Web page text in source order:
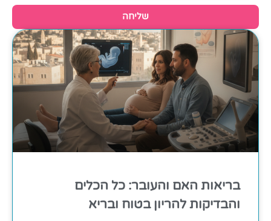
שליחה
בריאות האם והעובר: כל הכלים
והבדיקות להריון בטוח ובריא